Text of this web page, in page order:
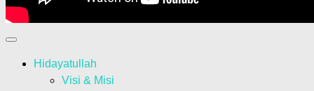
Hidayatullah
Visi & Misi